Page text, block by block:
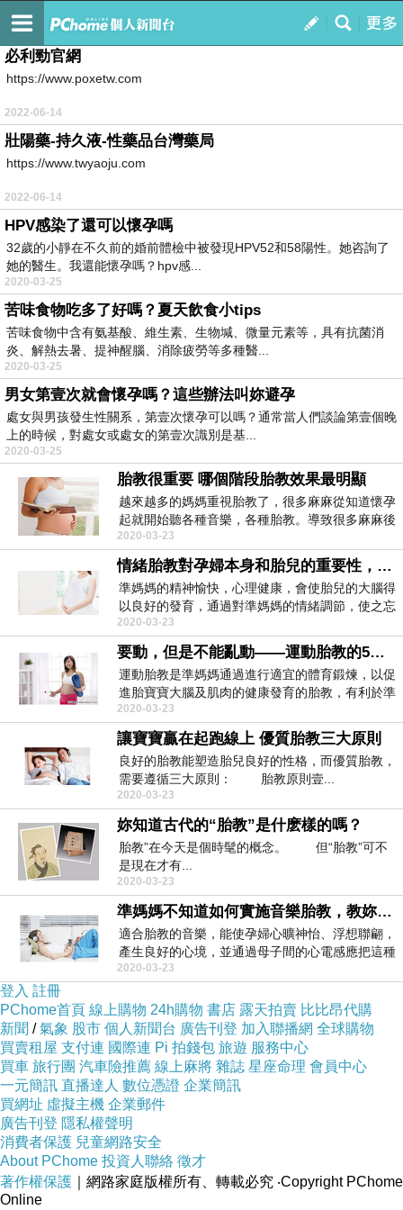
我的
訂閱
quakobi
必利勁官網
https://www.poxetw.com
2022-06-14
壯陽藥-持久液-性藥品台灣藥局
https://www.twyaoju.com
2022-06-14
HPV感染了還可以懷孕嗎
32歲的小靜在不久前的婚前體檢中被發現HPV52和58陽性。她咨詢了
她的醫生。我還能懷孕嗎？hpv感...
2020-03-25
苦味食物吃多了好嗎？夏天飲食小tips
苦味食物中含有氨基酸、維生素、生物堿、微量元素等，具有抗菌消
炎、解熱去暑、提神醒腦、消除疲勞等多種醫...
2020-03-25
男女第壹次就會懷孕嗎？這些辦法叫妳避孕
處女與男孩發生性關系，第壹次懷孕可以嗎？通常當人們談論第壹個晚
上的時候，對處女或處女的第壹次識別是基...
2020-03-25
胎教很重要 哪個階段胎教效果最明顯
越來越多的媽媽重視胎教了，很多麻麻從知道懷孕
起就開始聽各種音樂，各種胎教。導致很多麻麻後
期已經不想聽...
2020-03-23
情緒胎教對孕婦本身和胎兒的重要性，妳不可不知！
準媽媽的精神愉快，心理健康，會使胎兒的大腦得
以良好的發育，通過對準媽媽的情緒調節，使之忘
掉煩惱和憂慮...
2020-03-23
要動，但是不能亂動——運動胎教的5大益處
運動胎教是準媽媽通過進行適宜的體育鍛煉，以促
進胎寶寶大腦及肌肉的健康發育的胎教，有利於準
媽媽正常妊娠...
2020-03-23
讓寶寶贏在起跑線上 優質胎教三大原則
良好的胎教能塑造胎兒良好的性格，而優質胎教，
需要遵循三大原則： 胎教原則壹...
2020-03-23
妳知道古代的“胎教”是什麽樣的嗎？
胎教”在今天是個時髦的概念。 但“胎教”可不
是現在才有...
2020-03-23
準媽媽不知道如何實施音樂胎教，教妳這五個方法
適合胎教的音樂，能使孕婦心曠神怡、浮想聯翩，
產生良好的心境，並通過母子間的心電感應把這種
信息傳遞給腹...
2020-03-23
登入 註冊
PChome首頁 線上購物 24h購物 書店 露天拍賣 比比昂代購
新聞 /氣象 股市 個人新聞台 廣告刊登 加入聯播網 全球購物
買賣租屋 支付連 國際連 Pi 拍錢包 旅遊 服務中心
買車 旅行團 汽車險推薦 線上麻將 雜誌 星座命理 會員中心
一元簡訊 直播達人 數位憑證 企業簡訊
買網址 虛擬主機 企業郵件
廣告刊登 隱私權聲明
消費者保護 兒童網路安全
About PChome 投資人聯絡 徵才
著作權保護 ｜網路家庭版權所有、轉載必究 ‧Copyright PChome
Online